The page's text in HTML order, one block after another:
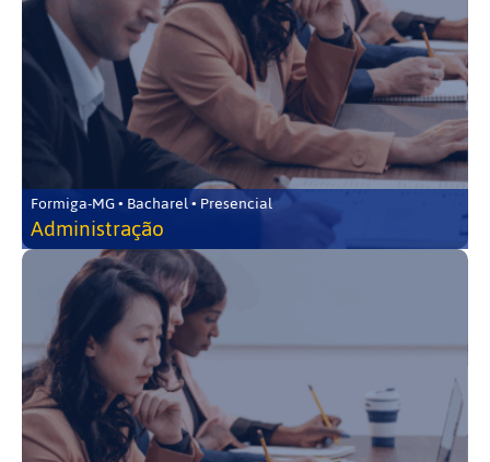
Formiga-MG • Bacharel • Presencial
Administração